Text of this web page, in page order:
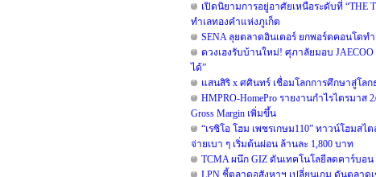
เปิดนิยามการอยู่อาศัยเหนือระดับที่ “THE
ทำเลทองคำแห่งภูเก็ต
SENA ลุยตลาดอินเตอร์ ยกพอร์ตคอนโดท
ดวงเฮงรับบ้านใหม่! ศุภาลัยมอบ
ได้”
แสนสิริ x ศศินทร์ เชื่อมโลกการศึกษาสู่โล
HMPRO-HomePro รายงานกำไรไตรมาส
Gross Margin เพิ่มขึ้น
“เรซิโอ โฮม เพชรเกษม110” ทาวน์โฮมส
จ่ายเบา ๆ เริ่มต้นผ่อน ล้านละ 1,800 บาท
TCMA ผนึก GIZ ดันเทคโนโลยีลดคาร์บอน
LPN ชี้ตลาดอสังหาฯ เปลี่ยนเกม ดันตลา